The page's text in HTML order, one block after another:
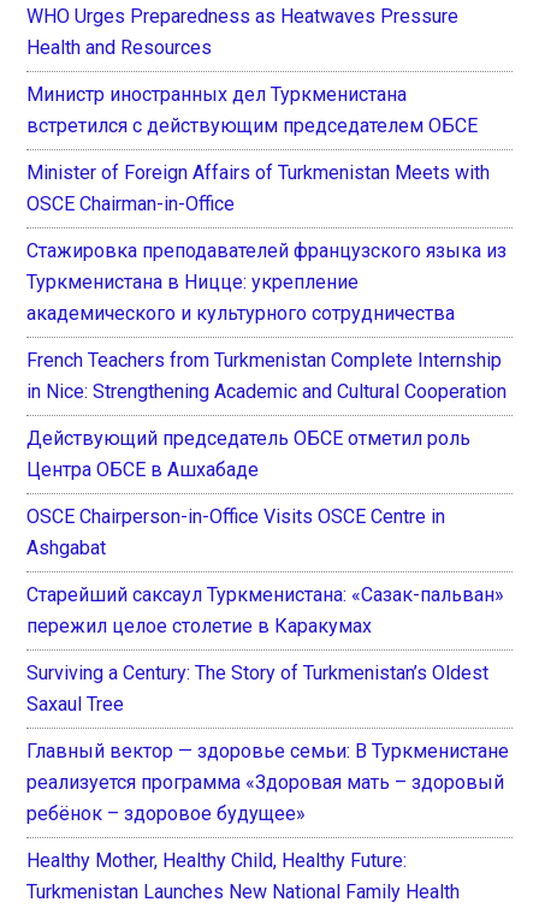
WHO Urges Preparedness as Heatwaves Pressure
Health and Resources
Министр иностранных дел Туркменистана
встретился с действующим председателем ОБСЕ
Minister of Foreign Affairs of Turkmenistan Meets with
OSCE Chairman-in-Office
Стажировка преподавателей французского языка из
Туркменистана в Ницце: укрепление
академического и культурного сотрудничества
French Teachers from Turkmenistan Complete Internship
in Nice: Strengthening Academic and Cultural Cooperation
Действующий председатель ОБСЕ отметил роль
Центра ОБСЕ в Ашхабаде
OSCE Chairperson-in-Office Visits OSCE Centre in
Ashgabat
Старейший саксаул Туркменистана: «Сазак-пальван»
пережил целое столетие в Каракумах
Surviving a Century: The Story of Turkmenistan’s Oldest
Saxaul Tree
Главный вектор — здоровье семьи: В Туркменистане
реализуется программа «Здоровая мать – здоровый
ребёнок – здоровое будущее»
Healthy Mother, Healthy Child, Healthy Future:
Turkmenistan Launches New National Family Health